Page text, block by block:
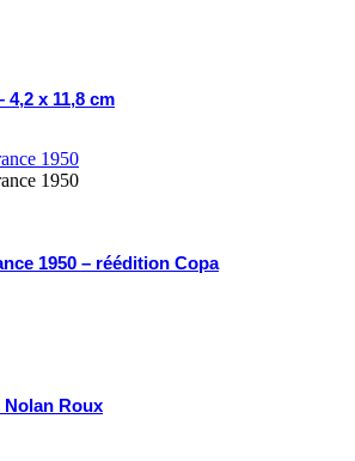
4,2 x 11,8 cm
1950 – réédition Copa
Nolan Roux